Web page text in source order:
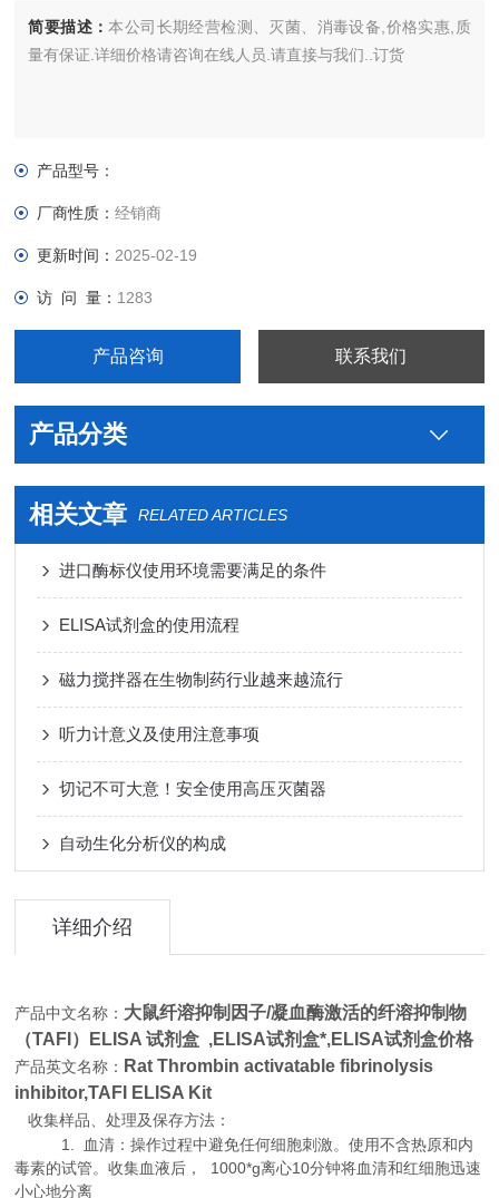
简要描述：本公司长期经营检测、灭菌、消毒设备,价格实惠,质
量有保证.详细价格请咨询在线人员.请直接与我们..订货
产品型号：
厂商性质：经销商
更新时间： 2025-02-19
访 问 量： 1283
产品咨询 联系我们
产品分类
相关文章 RELATED ARTICLES
进口酶标仪使用环境需要满足的条件
ELISA试剂盒的使用流程
磁力搅拌器在生物制药行业越来越流行
听力计意义及使用注意事项
切记不可大意！安全使用高压灭菌器
自动生化分析仪的构成
详细介绍
产品中文名称： 大鼠纤溶抑制因子/凝血酶激活的纤溶抑制物
（TAFI）ELISA 试剂盒 ,ELISA试剂盒*,ELISA试剂盒价格
产品英文名称： Rat Thrombin activatable fibrinolysis
inhibitor,TAFI ELISA Kit
收集样品、处理及保存方法：
1. 血清：操作过程中避免任何细胞刺激。使用不含热原和内
毒素的试管。收集血液后， 1000*g离心10分钟将血清和红细胞迅速
小心地分离